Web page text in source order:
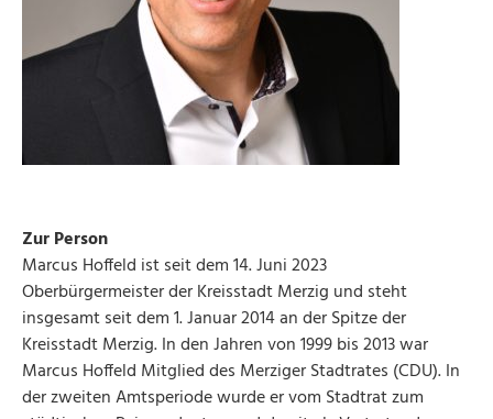
Zur Person
Marcus Hoffeld ist seit dem 14. Juni 2023
Oberbürgermeister der Kreisstadt Merzig und steht
insgesamt seit dem 1. Januar 2014 an der Spitze der
Kreisstadt Merzig. In den Jahren von 1999 bis 2013 war
Marcus Hoffeld Mitglied des Merziger Stadtrates (CDU). In
der zweiten Amtsperiode wurde er vom Stadtrat zum